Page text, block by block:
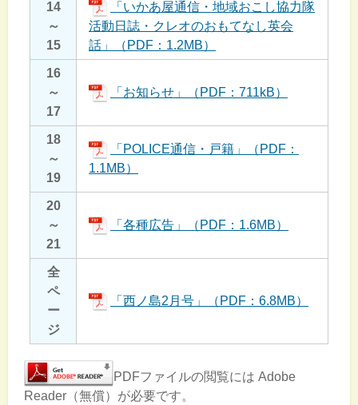
14
～
15
「いかあ屋通信・地域おこし協力隊
活動日誌・クレオのおもてなし英会
話」（PDF：1.2MB）
16
～
17
「お知らせ」（PDF：711kB）
18
～
19
「POLICE通信・戸籍」（PDF：
1.1MB）
20
～
21
「各種広告」（PDF：1.6MB）
全
ペ
ー
ジ
「西ノ島2月号」（PDF：6.8MB）
PDFファイルの閲覧には Adobe
Reader（無償）が必要です。